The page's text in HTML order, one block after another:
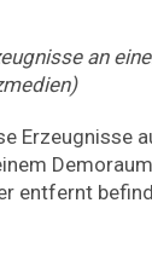
an
Erzeugnisse
entfernt